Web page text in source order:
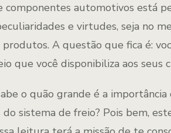
componentes automotivos está
e virtudes, seja no
A questão que fica é:
que você disponibiliza aos seus
o quão grande é a
sistema de freio? Pois bem,